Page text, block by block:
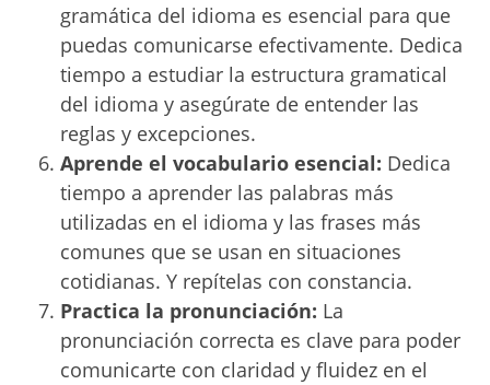
gramática del idioma es esencial para que
puedas comunicarse efectivamente. Dedica
tiempo a estudiar la estructura gramatical
del idioma y asegúrate de entender las
reglas y excepciones.
Aprende el vocabulario esencial: Dedica
tiempo a aprender las palabras más
utilizadas en el idioma y las frases más
comunes que se usan en situaciones
cotidianas. Y repítelas con constancia.
Practica la pronunciación: La
pronunciación correcta es clave para poder
comunicarte con claridad y fluidez en el